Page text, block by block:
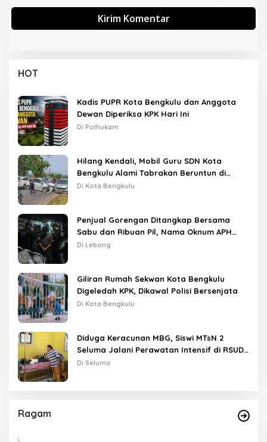
HOT
Kadis PUPR Kota Bengkulu dan Anggota
Dewan Diperiksa KPK Hari Ini
Di Polhukam
Hilang Kendali, Mobil Guru SDN Kota
Bengkulu Alami Tabrakan Beruntun di
Lampu Merah
Di Kota Bengkulu
Penjual Gorengan Ditangkap Bersama
Sabu dan Ribuan Pil, Nama Oknum APH
Disebut Saat Interogasi
Di Lebong
Giliran Rumah Sekwan Kota Bengkulu
Digeledah KPK, Dikawal Polisi Bersenjata
Di Kota Bengkulu
Diduga Keracunan MBG, Siswi MTsN 2
Seluma Jalani Perawatan Intensif di RSUD
Tais
Di Seluma
Ragam